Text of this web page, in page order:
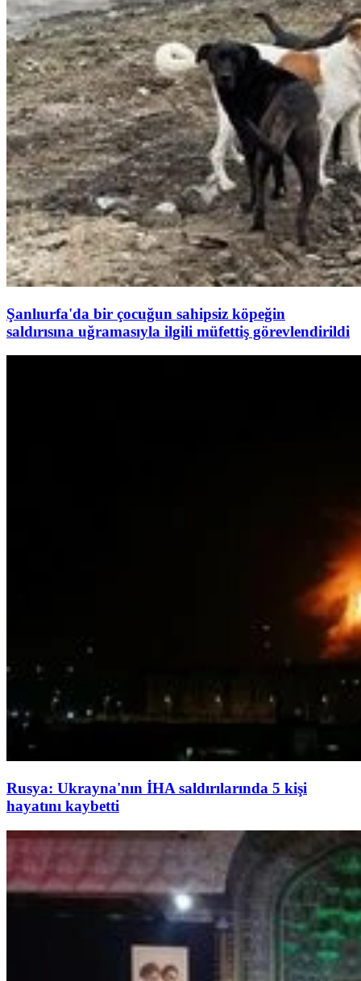
Şanlıurfa'da bir çocuğun sahipsiz köpeğin
saldırısına uğramasıyla ilgili müfettiş görevlendirildi
Rusya: Ukrayna'nın İHA saldırılarında 5 kişi
hayatını kaybetti